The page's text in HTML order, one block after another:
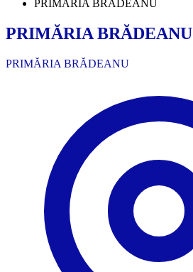
PRIMĂRIA BRĂDEANU
PRIMĂRIA BRĂDEANU
PRIMĂRIA BRĂDEANU